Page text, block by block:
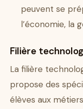
peuvent se
l’économie, la
Filière
La filière
propose des
élèves aux